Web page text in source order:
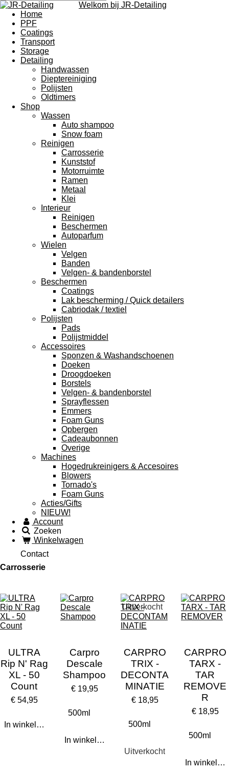
Welkom bij JR-Detailing
Home
PPF
Coatings
Transport
Storage
Detailing
Handwassen
Dieptereiniging
Polijsten
Oldtimers
Shop
Wassen
Auto shampoo
Snow foam
Reinigen
Carrosserie
Kunststof
Motorruimte
Ramen
Metaal
Klei
Interieur
Reinigen
Beschermen
Autoparfum
Wielen
Velgen
Banden
Velgen- & bandenborstel
Beschermen
Coatings
Lak bescherming / Quick detailers
Cabriodak / textiel
Polijsten
Pads
Polijstmiddel
Accessoires
Sponzen & Washandschoenen
Doeken
Droogdoeken
Borstels
Velgen- & bandenborstel
Sprayflessen
Emmers
Foam Guns
Opbergen
Cadeaubonnen
Overige
Machines
Hogedrukreinigers & Accesoires
Blowers
Tornado's
Foam Guns
Acties/Gifts
NIEUW!
Account
Zoeken
Winkelwagen
Contact
Carrosserie
ULTRA
Rip N' Rag
XL - 50
Count
€ 54,95
In winkelwagen
Carpro
Descale
Shampoo
€ 19,95
In winkelwagen
Uitverkocht
CARPRO
TRIX -
DECONTA
MINATIE
€ 18,95
Uitverkocht
CARPRO
TARX -
TAR
REMOVE
R
€ 18,95
In